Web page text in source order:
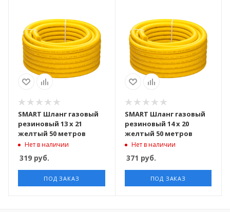
SMART Шланг газовый
резиновый 13 х 21
желтый 50 метров
Нет в наличии
319 руб.
ПОД ЗАКАЗ
SMART Шланг газовый
резиновый 14 х 20
желтый 50 метров
Нет в наличии
371 руб.
ПОД ЗАКАЗ